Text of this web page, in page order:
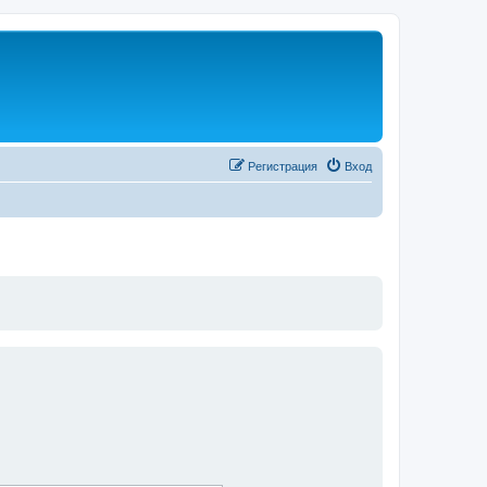
Вход
Регистрация